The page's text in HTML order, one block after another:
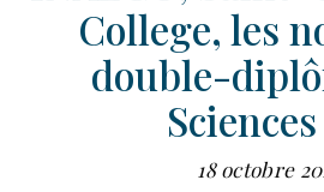
College, les
double-
18 octobre